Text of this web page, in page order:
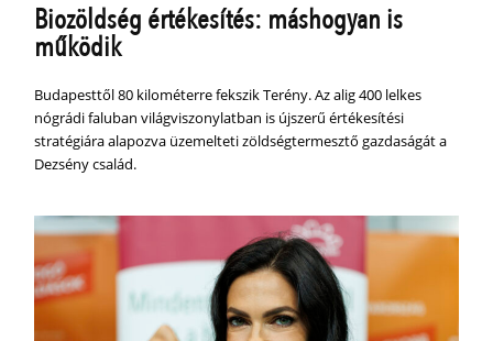
Biozöldség értékesítés: máshogyan is
működik
Budapesttől 80 kilométerre fekszik Terény. Az alig 400 lelkes
nógrádi faluban világviszonylatban is újszerű értékesítési
stratégiára alapozva üzemelteti zöldségtermesztő gazdaságát a
Dezsény család.